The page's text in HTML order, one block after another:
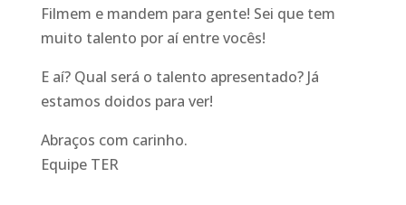
Filmem e mandem para gente! Sei que tem
muito talento por aí entre vocês!
E aí? Qual será o talento apresentado? Já
estamos doidos para ver!
Abraços com carinho.
Equipe TER